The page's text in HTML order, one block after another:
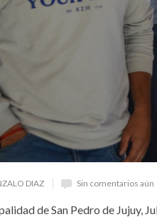
DIAZ Sin comentarios aún
de San Pedro de